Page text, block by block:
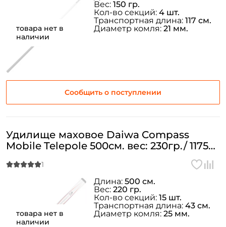
товара нет в
наличии
Сообщить о поступлении
Вес: 150 гр.
Кол-во секций: 4 шт.
Транспортная длина: 117 см.
Диаметр комля: 21 мм.
товара нет в
наличии
Удилище маховое Daiwa Compass
Mobile Telepole 500см. вес: 230гр./ 11752-
Длина: 500 см.
Вес: 220 гр.
Кол-во секций: 15 шт.
Транспортная длина: 43 см.
Диаметр комля: 25 мм.
Придумайте пароль: *
Повторите пароль: *
Заполняя данную форму вы соглашаетесь на обработку
персональных данных
Создать аккаунт
У меня уже есть аккаунт